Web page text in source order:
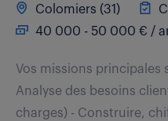
Colomiers (31)
40 000 - 50 000 € /
Vos missions principales
Analyse des besoins
charges) - Construire,